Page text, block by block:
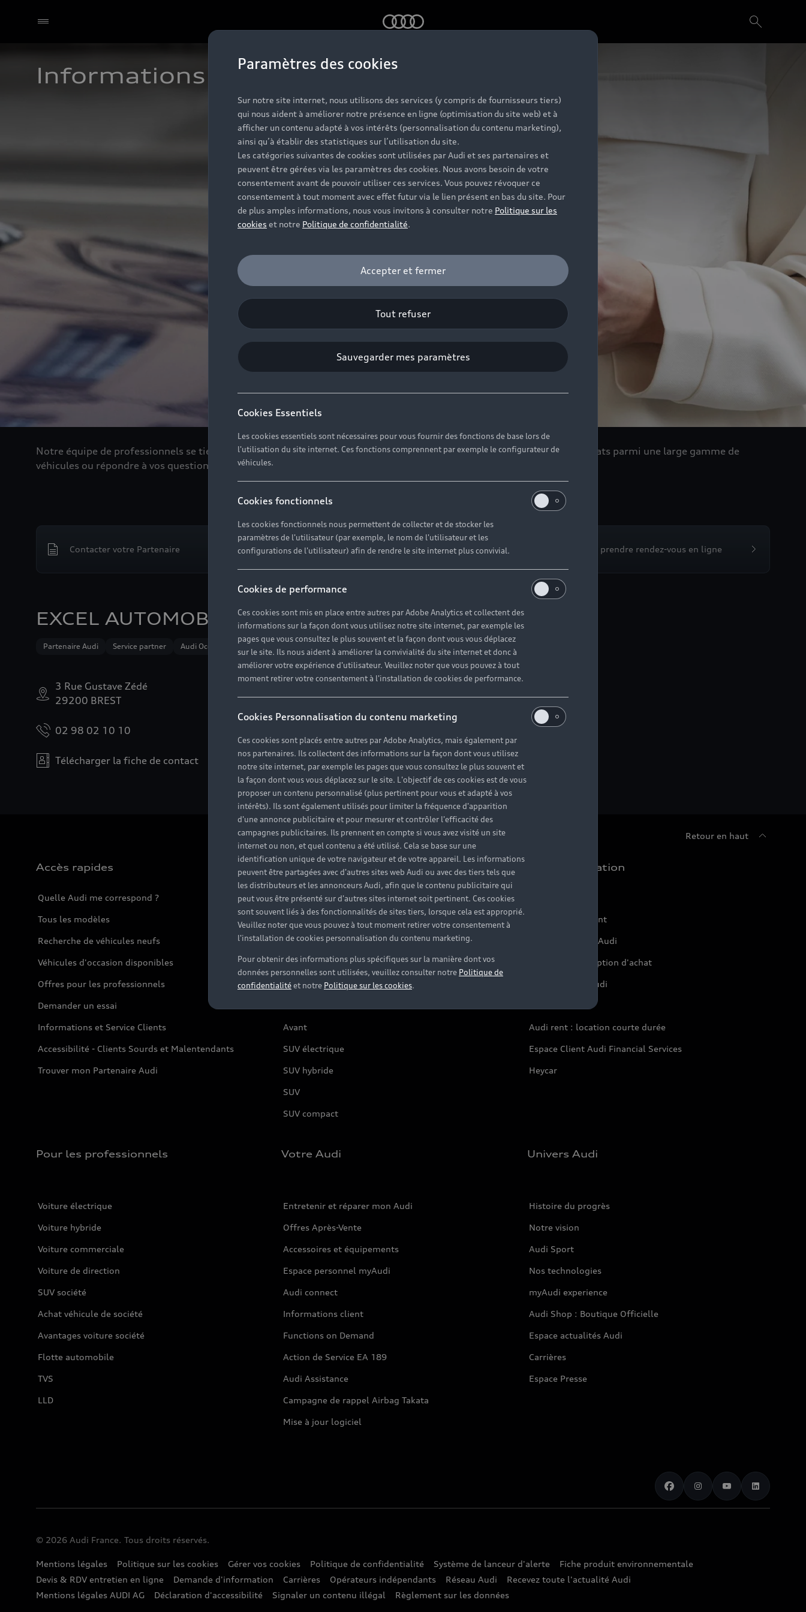
Paramètres des cookies
Sur notre site internet, nous utilisons des services (y compris de fournisseurs tiers)
qui nous aident à améliorer notre présence en ligne (optimisation du site web) et à
afficher un contenu adapté à vos intérêts (personnalisation du contenu marketing),
ainsi qu’à établir des statistiques sur l’utilisation du site.
Les catégories suivantes de cookies sont utilisées par Audi et ses partenaires et
peuvent être gérées via les paramètres des cookies. Nous avons besoin de votre
consentement avant de pouvoir utiliser ces services. Vous pouvez révoquer ce
consentement à tout moment avec effet futur via le lien présent en bas du site. Pour
de plus amples informations, nous vous invitons à consulter notre Politique sur les
cookies et notre Politique de confidentialité.
Accepter et fermer
Tout refuser
Sauvegarder mes paramètres
Cookies Essentiels
Les cookies essentiels sont nécessaires pour vous fournir des fonctions de base lors de
l'utilisation du site internet. Ces fonctions comprennent par exemple le configurateur de
véhicules.
Cookies fonctionnels
Les cookies fonctionnels nous permettent de collecter et de stocker les
paramètres de l'utilisateur (par exemple, le nom de l'utilisateur et les
configurations de l'utilisateur) afin de rendre le site internet plus convivial.
Cookies de performance
Ces cookies sont mis en place entre autres par Adobe Analytics et collectent des
informations sur la façon dont vous utilisez notre site internet, par exemple les
pages que vous consultez le plus souvent et la façon dont vous vous déplacez
sur le site. Ils nous aident à améliorer la convivialité du site internet et donc à
améliorer votre expérience d'utilisateur. Veuillez noter que vous pouvez à tout
moment retirer votre consentement à l'installation de cookies de performance.
Cookies Personnalisation du contenu marketing
Ces cookies sont placés entre autres par Adobe Analytics, mais également par
nos partenaires. Ils collectent des informations sur la façon dont vous utilisez
notre site internet, par exemple les pages que vous consultez le plus souvent et
la façon dont vous vous déplacez sur le site. L'objectif de ces cookies est de vous
proposer un contenu personnalisé (plus pertinent pour vous et adapté à vos
intérêts). Ils sont également utilisés pour limiter la fréquence d'apparition
d'une annonce publicitaire et pour mesurer et contrôler l'efficacité des
campagnes publicitaires. Ils prennent en compte si vous avez visité un site
internet ou non, et quel contenu a été utilisé. Cela se base sur une
identification unique de votre navigateur et de votre appareil. Les informations
peuvent être partagées avec d'autres sites web Audi ou avec des tiers tels que
les distributeurs et les annonceurs Audi, afin que le contenu publicitaire qui
peut vous être présenté sur d'autres sites internet soit pertinent. Ces cookies
sont souvent liés à des fonctionnalités de sites tiers, lorsque cela est approprié.
Veuillez noter que vous pouvez à tout moment retirer votre consentement à
l'installation de cookies personnalisation du contenu marketing.
Pour obtenir des informations plus spécifiques sur la manière dont vos
données personnelles sont utilisées, veuillez consulter notre Politique de
confidentialitéet notre Politique sur les cookies.
Informations et contact
Notre équipe de professionnels se tient de nouveau à votre disposition pour vous informer, vous conseiller dans vos achats parmi une large gamme de
véhicules ou répondre à vos questions
Contacter votre Partenaire Réserver un essai Devis et prendre rendez-vous en ligne
EXCEL AUTOMOBILES
Partenaire Audi Service partner Audi Occasion :plus e-tron
3 Rue Gustave Zédé
29200 BREST
02 98 02 10 10
Télécharger la fiche de contact
Retour en haut
Accès rapides
Quelle Audi me correspond ?
Tous les modèles
Recherche de véhicules neufs
Véhicules d'occasion disponibles
Offres pour les professionnels
Demander un essai
Informations et Service Clients
Accessibilité - Clients Sourds et Malentendants
Trouver mon Partenaire Audi
Modèles
Hybride rechargeable
Citadine
Compacte
Avant
SUV électrique
SUV hybride
SUV
SUV compact
Achat et location
Offres du moment
Configurer mon Audi
Réservation et option d'achat
Financer mon Audi
Audi rent : location courte durée
Espace Client Audi Financial Services
Heycar
Pour les professionnels
Voiture électrique
Voiture hybride
Voiture commerciale
Voiture de direction
SUV société
Achat véhicule de société
Avantages voiture société
Flotte automobile
TVS
LLD
Votre Audi
Entretenir et réparer mon Audi
Offres Après-Vente
Accessoires et équipements
Espace personnel myAudi
Audi connect
Informations client
Functions on Demand
Action de Service EA 189
Audi Assistance
Campagne de rappel Airbag Takata
Mise à jour logiciel
Univers Audi
Histoire du progrès
Notre vision
Audi Sport
Nos technologies
myAudi experience
Audi Shop : Boutique Officielle
Espace actualités Audi
Carrières
Espace Presse
© 2026 Audi France. Tous droits réservés.
Mentions légales Politique sur les cookies Gérer vos cookies Politique de confidentialité Système de lanceur d'alerte
Fiche produit environnementale
Devis & RDV entretien en ligne
Demande d'information Carrières Opérateurs indépendants Réseau Audi
Recevez toute l'actualité Audi
Mentions légales AUDI AG
Déclaration d'accessibilité Signaler un contenu illégal Règlement sur les données